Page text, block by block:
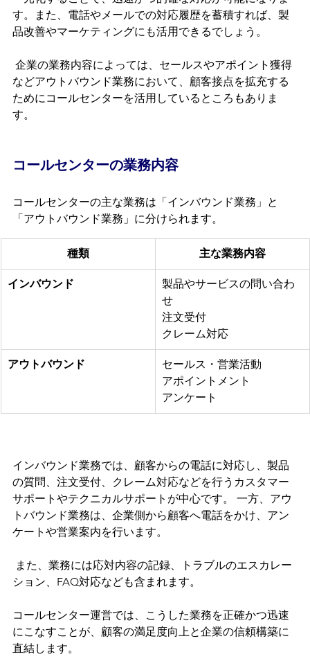
す。また、電話やメールでの対応履歴を蓄積すれば、製
品改善やマーケティングにも活用できるでしょう。
企業の業務内容によっては、セールスやアポイント獲得
などアウトバウンド業務において、顧客接点を拡充する
ためにコールセンターを活用しているところもありま
す。
コールセンターの業務内容
コールセンターの主な業務は「インバウンド業務」と
「アウトバウンド業務」に分けられます。
種類 主な業務内容
インバウンド
製品やサービスの問い合わ
せ
注文受付
クレーム対応
アウトバウンド
セールス・営業活動
アポイントメント
アンケート
インバウンド業務では、顧客からの電話に対応し、製品
の質問、注文受付、クレーム対応などを行うカスタマー
サポートやテクニカルサポートが中心です。 一方、アウ
トバウンド業務は、企業側から顧客へ電話をかけ、アン
ケートや営業案内を行います。
また、業務には応対内容の記録、トラブルのエスカレー
ション、FAQ対応なども含まれます。
コールセンター運営では、こうした業務を正確かつ迅速
にこなすことが、顧客の満足度向上と企業の信頼構築に
直結します。